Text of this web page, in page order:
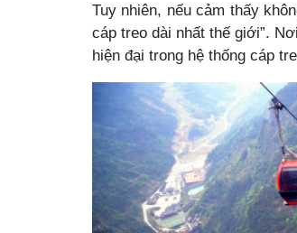
Tuy nhiên, nếu cảm thấy
cáp treo dài nhất thế giới”.
hiện đại trong hệ thống cáp